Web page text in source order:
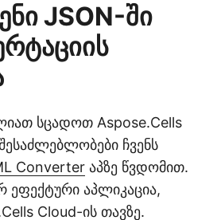
JSON-ში
სცადოთ Aspose.Cells
ჩვენს
Converter აპზე წვდომით.
ეფექტური აპლიკაცია,
Cloud-ის თავზე.